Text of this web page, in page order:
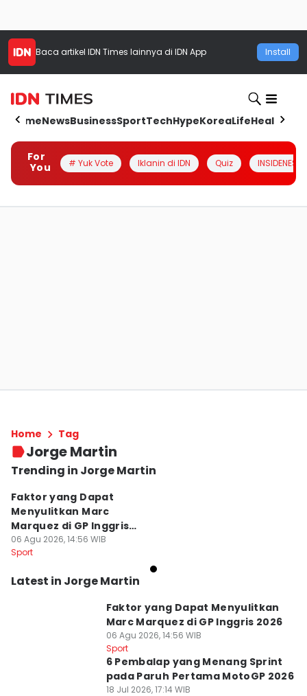
Baca artikel IDN Times lainnya di IDN App Install
HomeNewsBusinessSportTechHypeKoreaLifeHealth
For
You
# Yuk Vote Iklanin di IDN Quiz INSIDENESIA
Home Tag
Jorge Martin
Trending in Jorge Martin
Faktor yang Dapat
Menyulitkan Marc
Marquez di GP Inggris
2026
06 Agu 2026, 14:56 WIB
Sport
Latest in Jorge Martin
Faktor yang Dapat Menyulitkan
Marc Marquez di GP Inggris 2026
06 Agu 2026, 14:56 WIB
Sport
6 Pembalap yang Menang Sprint
pada Paruh Pertama MotoGP 2026
18 Jul 2026, 17:14 WIB